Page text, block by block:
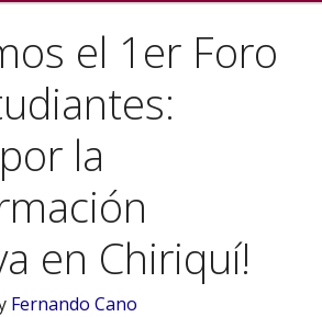
el 1er Foro
la
en Chiriquí!
Fernando Cano